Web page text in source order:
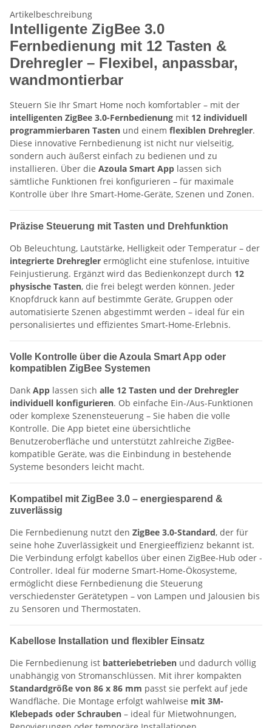
Artikelbeschreibung
Intelligente ZigBee 3.0
Fernbedienung mit 12 Tasten &
Drehregler – Flexibel, anpassbar,
wandmontierbar
Steuern Sie Ihr Smart Home noch komfortabler – mit der
intelligenten ZigBee 3.0-Fernbedienung mit 12 individuell
programmierbaren Tasten und einem flexiblen Drehregler.
Diese innovative Fernbedienung ist nicht nur vielseitig,
sondern auch äußerst einfach zu bedienen und zu
installieren. Über die Azoula Smart App lassen sich
sämtliche Funktionen frei konfigurieren – für maximale
Kontrolle über Ihre Smart-Home-Geräte, Szenen und Zonen.
Präzise Steuerung mit Tasten und Drehfunktion
Ob Beleuchtung, Lautstärke, Helligkeit oder Temperatur – der
integrierte Drehregler ermöglicht eine stufenlose, intuitive
Feinjustierung. Ergänzt wird das Bedienkonzept durch 12
physische Tasten, die frei belegt werden können. Jeder
Knopfdruck kann auf bestimmte Geräte, Gruppen oder
automatisierte Szenen abgestimmt werden – ideal für ein
personalisiertes und effizientes Smart-Home-Erlebnis.
Volle Kontrolle über die Azoula Smart App oder
kompatiblen ZigBee Systemen
Dank App lassen sich alle 12 Tasten und der Drehregler
individuell konfigurieren. Ob einfache Ein-/Aus-Funktionen
oder komplexe Szenensteuerung – Sie haben die volle
Kontrolle. Die App bietet eine übersichtliche
Benutzeroberfläche und unterstützt zahlreiche ZigBee-
kompatible Geräte, was die Einbindung in bestehende
Systeme besonders leicht macht.
Kompatibel mit ZigBee 3.0 – energiesparend &
zuverlässig
Die Fernbedienung nutzt den ZigBee 3.0-Standard, der für
seine hohe Zuverlässigkeit und Energieeffizienz bekannt ist.
Die Verbindung erfolgt kabellos über einen ZigBee-Hub oder -
Controller. Ideal für moderne Smart-Home-Ökosysteme,
ermöglicht diese Fernbedienung die Steuerung
verschiedenster Gerätetypen – von Lampen und Jalousien bis
zu Sensoren und Thermostaten.
Kabellose Installation und flexibler Einsatz
Die Fernbedienung ist batteriebetrieben und dadurch völlig
unabhängig von Stromanschlüssen. Mit ihrer kompakten
Standardgröße von 86 x 86 mm passt sie perfekt auf jede
Wandfläche. Die Montage erfolgt wahlweise mit 3M-
Klebepads oder Schrauben – ideal für Mietwohnungen,